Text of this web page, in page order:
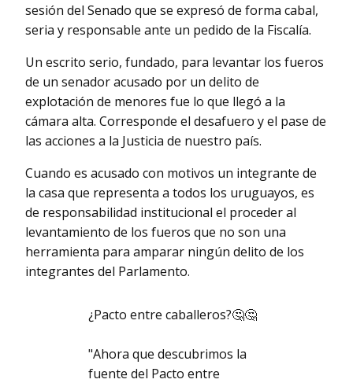
sesión del Senado que se expresó de forma cabal,
seria y responsable ante un pedido de la Fiscalía.
Un escrito serio, fundado, para levantar los fueros
de un senador acusado por un delito de
explotación de menores fue lo que llegó a la
cámara alta. Corresponde el desafuero y el pase de
las acciones a la Justicia de nuestro país.
Cuando es acusado con motivos un integrante de
la casa que representa a todos los uruguayos, es
de responsabilidad institucional el proceder al
levantamiento de los fueros que no son una
herramienta para amparar ningún delito de los
integrantes del Parlamento.
¿Pacto entre caballeros?🤔🤔
"Ahora que descubrimos la
fuente del Pacto entre